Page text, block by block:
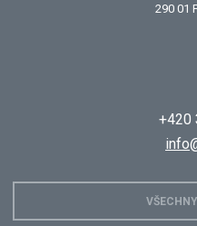
290 01
+420